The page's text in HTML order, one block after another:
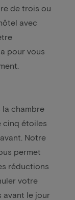
de trois ou
avec
pour vous
la chambre
cinq étoiles
Notre
permet
réductions
votre
avant le jour